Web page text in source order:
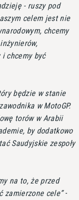
- ruszy pod
celem jest nie
chcemy
i chcemy być
będzie w stanie
w MotoGP.
torów w Arabii
by dodatkowo
Saudyjskie zespoły
na to, że przed
zamierzone cele -